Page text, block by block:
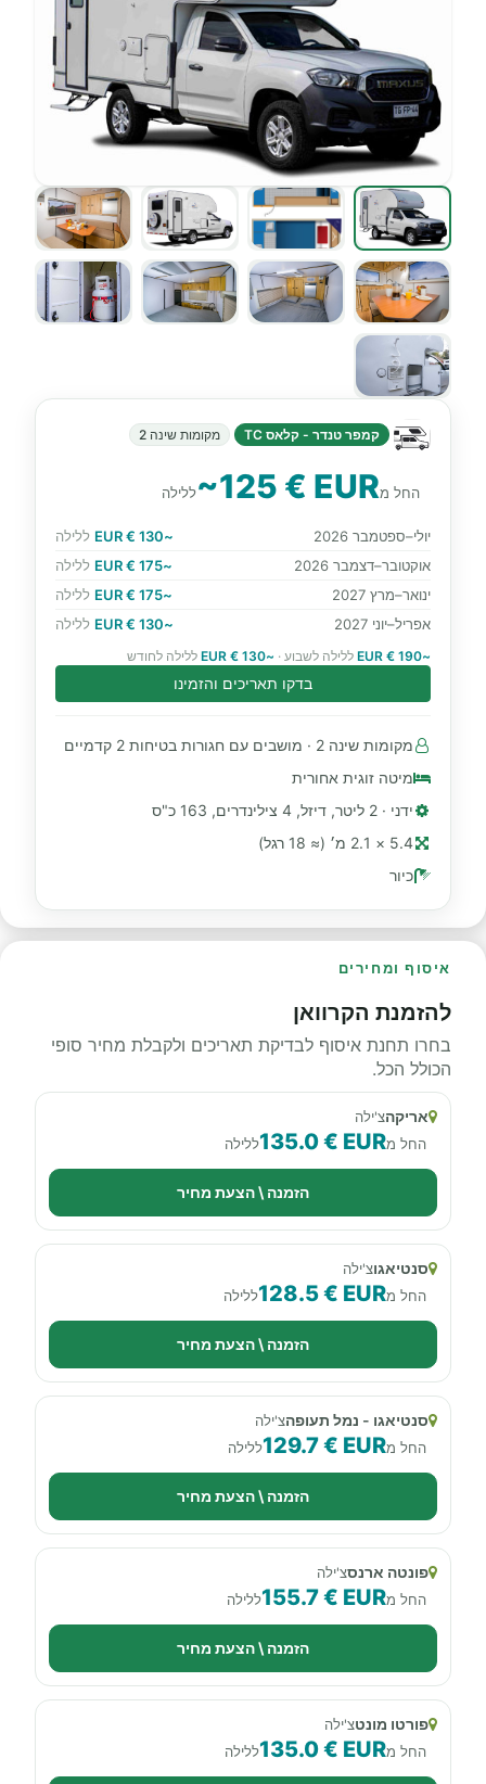
קמפר טנדר - קלאס TC מקומות שינה 2
החל מ~125 € EURללילה
יולי–ספטמבר 2026 ~130 € EUR
ללילה
אוקטובר–דצמבר 2026
~175 € EUR
ללילה
ינואר–מרץ 2027
~175 € EUR
ללילה
אפריל–יוני 2027
~130 € EUR ללילה
~190 € EUR ללילה לשבוע · ~130 € EUR ללילה לחודש
בדקו תאריכים והזמינו
מקומות שינה 2 · מושבים עם חגורות בטיחות 2 קדמיים
מיטה זוגית אחורית
ידני · 2 ליטר, דיזל, 4 צילינדרים, 163 כ"ס
5.4 × 2.1 מ׳ (≈ 18 רגל)
כיור
איסוף ומחירים
להזמנת הקרוואן
בחרו תחנת איסוף לבדיקת תאריכים ולקבלת מחיר סופי
הכולל הכל.
אריקהצ'ילה
החל מ135.0 € EURללילה
הזמנה \ הצעת מחיר
סנטיאגוצ'ילה
החל מ128.5 € EURללילה
הזמנה \ הצעת מחיר
סנטיאגו - נמל תעופהצ'ילה
החל מ129.7 € EURללילה
הזמנה \ הצעת מחיר
פונטה ארנסצ'ילה
החל מ155.7 € EURללילה
הזמנה \ הצעת מחיר
פורטו מונטצ'ילה
החל מ135.0 € EURללילה